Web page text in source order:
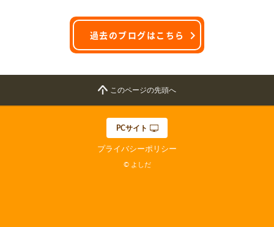
過去のブログはこちら
このページの先頭へ
PCサイト
プライバシーポリシー
© よしだ